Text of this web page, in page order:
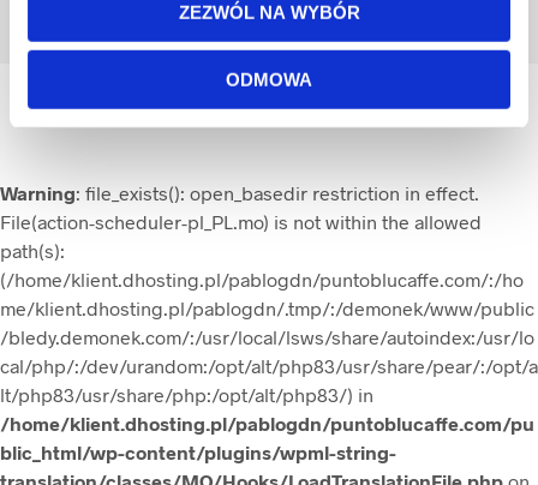
ZEZWÓL NA WYBÓR
ODMOWA
Polski
Warning: file_exists(): open_basedir restriction in effect.
File(action-scheduler-pl_PL.mo) is not within the allowed
path(s):
(/home/klient.dhosting.pl/pablogdn/puntoblucaffe.com/:/ho
me/klient.dhosting.pl/pablogdn/.tmp/:/demonek/www/public
/bledy.demonek.com/:/usr/local/lsws/share/autoindex:/usr/lo
cal/php/:/dev/urandom:/opt/alt/php83/usr/share/pear/:/opt/a
lt/php83/usr/share/php:/opt/alt/php83/) in
/home/klient.dhosting.pl/pablogdn/puntoblucaffe.com/pu
blic_html/wp-content/plugins/wpml-string-